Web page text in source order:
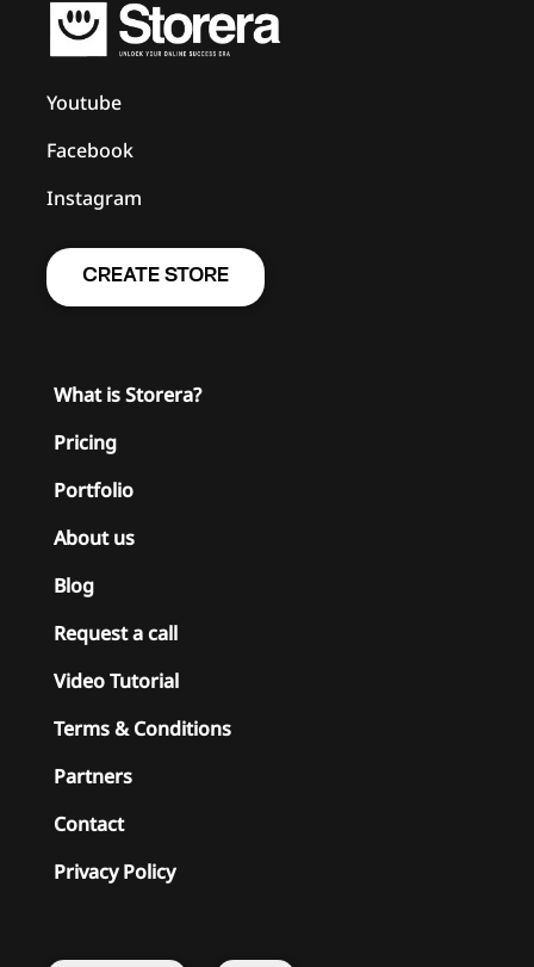
მიწოდების სერვისი?
როგორ გამოვაჩინოთ Pop up
შეტყობინება ვებ საიტზე?
როგორ ავტვირთოთ ლოგო და Favicon?
Youtube
Facebook
Instagram
CREATE STORE
What is Storera?
Pricing
Portfolio
About us
Blog
Request a call
Video Tutorial
Terms & Conditions
Partners
Contact
Privacy Policy